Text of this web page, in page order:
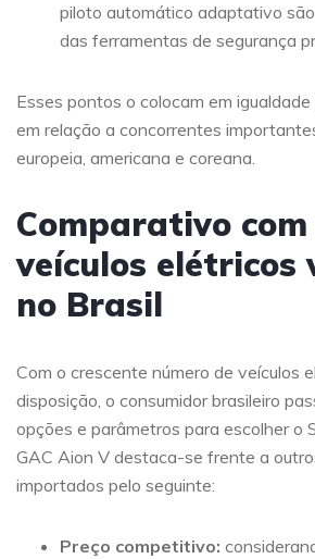
piloto automático adaptativo
das ferramentas de segurança
Esses pontos o colocam em igualdade
em relação a concorrentes
europeia, americana e coreana.
Comparativo
veículos elétricos
no Brasil
Com o crescente número de veículos
disposição, o consumidor brasileiro
opções e parâmetros para escolher o
GAC Aion V destaca-se frente a
importados pelo seguinte:
Preço competitivo: